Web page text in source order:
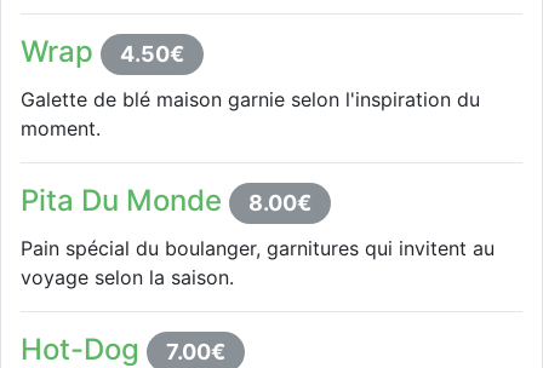
Wrap 4.50€
Galette de blé maison garnie selon l'inspiration du
moment.
Pita Du Monde 8.00€
Pain spécial du boulanger, garnitures qui invitent au
voyage selon la saison.
Hot-Dog 7.00€